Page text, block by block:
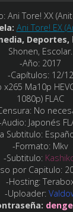
Ani Tore! XX
Ani Tore! EX
Deportes,
Shonen, Escolar.
-Año: 2017
-Capítulos:12/12
x265 Ma10p
1080p) FLAC
No
Japonés
Subtitulo:
-Formato: Mkv
-Subtitulo:
por Capitulo:
-Hosting:
-Uploader: